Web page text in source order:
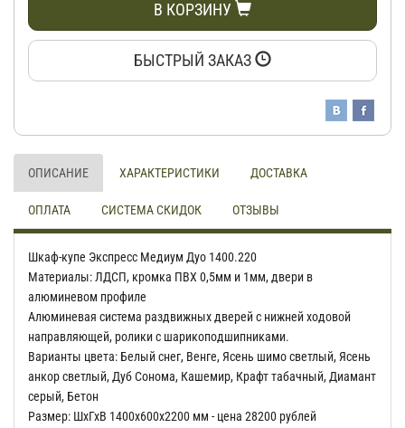
В КОРЗИНУ
БЫСТРЫЙ ЗАКАЗ
ОПИСАНИЕ ХАРАКТЕРИСТИКИ ДОСТАВКА
ОПЛАТА СИСТЕМА СКИДОК ОТЗЫВЫ
Шкаф-купе Экспресс Медиум Дуо 1400.220
Материалы: ЛДСП, кромка ПВХ 0,5мм и 1мм, двери в
алюминевом профиле
Алюминевая система раздвижных дверей с нижней ходовой
направляющей, ролики с шарикоподшипниками.
Варианты цвета: Белый снег, Венге, Ясень шимо светлый, Ясень
анкор светлый, Дуб Сонома, Кашемир, Крафт табачный, Диамант
серый, Бетон
Размер: ШхГхВ 1400х600х2200 мм - цена 28200 рублей